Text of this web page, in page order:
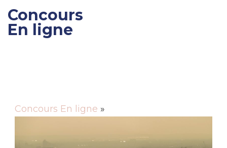
Concours
En ligne
Concours En ligne »